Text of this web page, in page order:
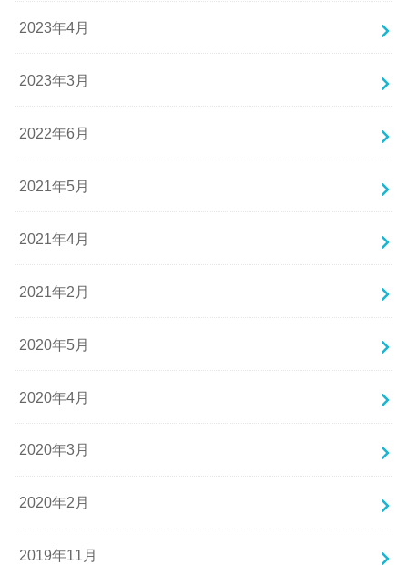
2023年4月
2023年3月
2022年6月
2021年5月
2021年4月
2021年2月
2020年5月
2020年4月
2020年3月
2020年2月
2019年11月